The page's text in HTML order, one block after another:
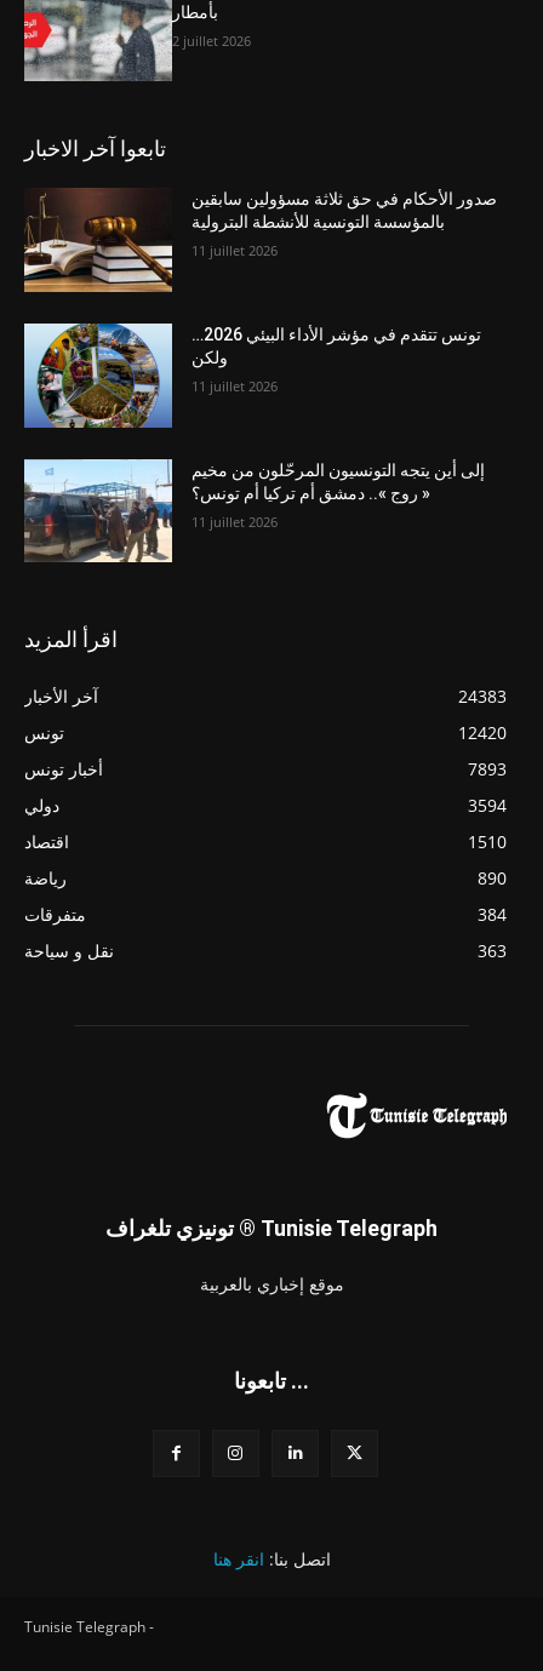
بأمطار
2 juillet 2026
تابعوا آخر الاخبار
صدور الأحكام في حق ثلاثة مسؤولين سابقين
بالمؤسسة التونسية للأنشطة البترولية
11 juillet 2026
تونس تتقدم في مؤشر الأداء البيئي 2026…
ولكن
11 juillet 2026
إلى أين يتجه التونسيون المرحّلون من مخيم
« روج ».. دمشق أم تركيا أم تونس؟
11 juillet 2026
اقرأ المزيد
آخر الأخبار
24383
تونس
12420
أخبار تونس
7893
دولي
3594
اقتصاد
1510
رياضة
890
متفرقات
384
نقل و سياحة
363
تونيزي تلغراف ® Tunisie Telegraph
موقع إخباري بالعربية
تابعونا ...
اتصل بنا: انقر هنا
Tunisie Telegraph -